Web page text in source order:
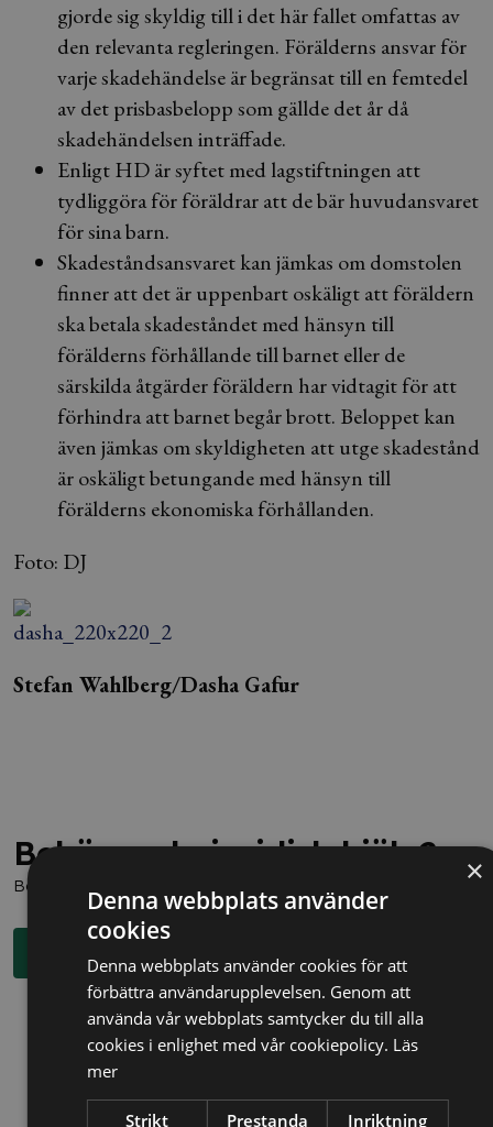
gjorde sig skyldig till i det här fallet omfattas av
den relevanta regleringen. Förälderns ansvar för
varje skadehändelse är begränsat till en femtedel
av det prisbasbelopp som gällde det år då
skadehändelsen inträffade.
Enligt HD är syftet med lagstiftningen att
tydliggöra för föräldrar att de bär huvudansvaret
för sina barn.
Skadeståndsansvaret kan jämkas om domstolen
finner att det är uppenbart oskäligt att föräldern
ska betala skadeståndet med hänsyn till
förälderns förhållande till barnet eller de
särskilda åtgärder föräldern har vidtagit för att
förhindra att barnet begår brott. Beloppet kan
även jämkas om skyldigheten att utge skadestånd
är oskäligt betungande med hänsyn till
förälderns ekonomiska förhållanden.
Foto: DJ
Stefan Wahlberg/Dasha Gafur
Behöver du juridisk hjälp?
Boka en kostnadsfri konsultation direkt via knappen nedan.
Boka rådgivning
×
Denna webbplats använder
cookies
Denna webbplats använder cookies för att
förbättra användarupplevelsen. Genom att
använda vår webbplats samtycker du till alla
cookies i enlighet med vår cookiepolicy. Läs
mer
Strikt Prestanda Inriktning